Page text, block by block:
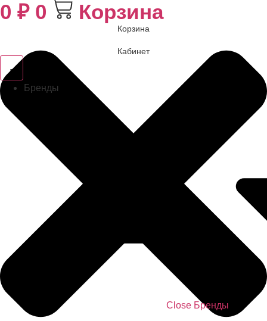
0 ₽ 0 Корзина
Корзина
Кабинет
Бренды
Close Бренды